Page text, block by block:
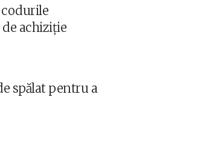
codurile
achiziție
spălat pentru a